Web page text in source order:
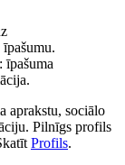
īpašuma
aprakstu, sociālo
Pilnīgs profils
Profils.